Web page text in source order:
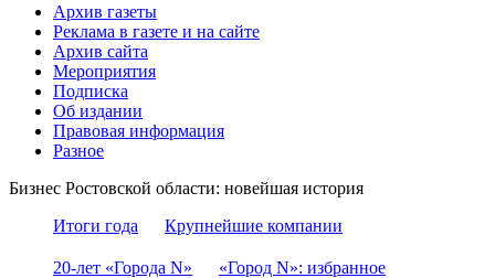
Архив газеты
Реклама в газете и на сайте
Архив сайта
Мероприятия
Подписка
Об издании
Правовая информация
Разное
Бизнес Ростовской области: новейшая история
Итоги года
Крупнейшие компании
20-лет «Города N» «Город N»: избранное